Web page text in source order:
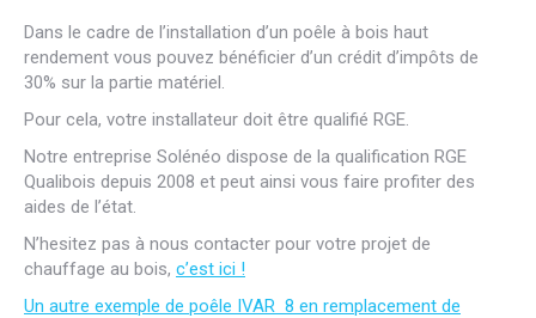
Dans le cadre de l’installation d’un poêle à bois haut
rendement vous pouvez bénéficier d’un crédit d’impôts de
30% sur la partie matériel.
Pour cela, votre installateur doit être qualifié RGE.
Notre entreprise Solénéo dispose de la qualification RGE
Qualibois depuis 2008 et peut ainsi vous faire profiter des
aides de l’état.
N’hesitez pas à nous contacter pour votre projet de
chauffage au bois, c’est ici !
Un autre exemple de poêle IVAR 8 en remplacement de